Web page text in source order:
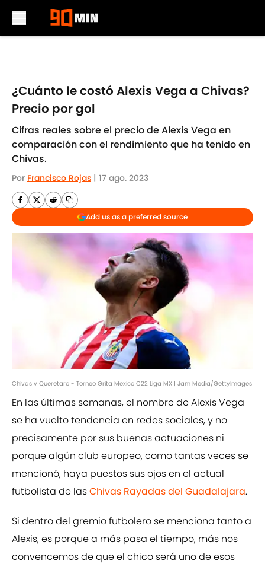
¿Cuánto le costó Alexis Vega a Chivas?
Precio por gol
Cifras reales sobre el precio de Alexis Vega en
comparación con el rendimiento que ha tenido en
Chivas.
Por Francisco Rojas | 17 ago. 2023
Add us as a preferred source
Chivas v Queretaro - Torneo Grita Mexico C22 Liga MX | Jam Media/GettyImages
En las últimas semanas, el nombre de Alexis Vega
se ha vuelto tendencia en redes sociales, y no
precisamente por sus buenas actuaciones ni
porque algún club europeo, como tantas veces se
mencionó, haya puestos sus ojos en el actual
futbolista de lasChivas Rayadas del Guadalajara.
Si dentro del gremio futbolero se menciona tanto a
Alexis, es porque a más pasa el tiempo, más nos
convencemos de que el chico será uno de esos